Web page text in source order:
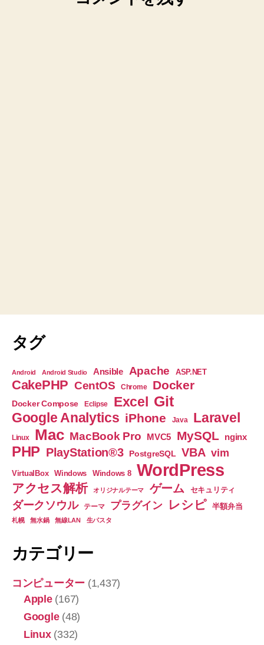
タグ
Android Android Studio Ansible Apache ASP.NET
CakePHP CentOS Chrome Docker
Docker Compose Eclipse Excel Git
Google Analytics iPhone Java Laravel
Linux Mac MacBook Pro MVC5 MySQL nginx
PHP PlayStation®3 PostgreSQL VBA vim
VirtualBox Windows Windows 8 WordPress
アクセス解析 オリジナルテーマ ゲーム セキュリティ
ダークソウル テーマ プラグイン レシピ 半額弁当
札幌 無水鍋 無線LAN 生パスタ
カテゴリー
コンピューター (1,437)
Apple(167)
Google(48)
Linux(332)